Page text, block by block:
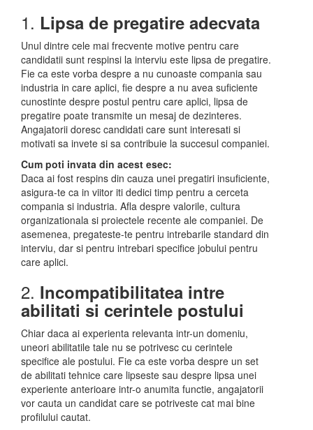
1. Lipsa de pregatire adecvata
Unul dintre cele mai frecvente motive pentru care
candidatii sunt respinsi la interviu este lipsa de pregatire.
Fie ca este vorba despre a nu cunoaste compania sau
industria in care aplici, fie despre a nu avea suficiente
cunostinte despre postul pentru care aplici, lipsa de
pregatire poate transmite un mesaj de dezinteres.
Angajatorii doresc candidati care sunt interesati si
motivati sa invete si sa contribuie la succesul companiei.
Cum poti invata din acest esec:
Daca ai fost respins din cauza unei pregatiri insuficiente,
asigura-te ca in viitor iti dedici timp pentru a cerceta
compania si industria. Afla despre valorile, cultura
organizationala si proiectele recente ale companiei. De
asemenea, pregateste-te pentru intrebarile standard din
interviu, dar si pentru intrebari specifice jobului pentru
care aplici.
2. Incompatibilitatea intre
abilitati si cerintele postului
Chiar daca ai experienta relevanta intr-un domeniu,
uneori abilitatile tale nu se potrivesc cu cerintele
specifice ale postului. Fie ca este vorba despre un set
de abilitati tehnice care lipseste sau despre lipsa unei
experiente anterioare intr-o anumita functie, angajatorii
vor cauta un candidat care se potriveste cat mai bine
profilului cautat.